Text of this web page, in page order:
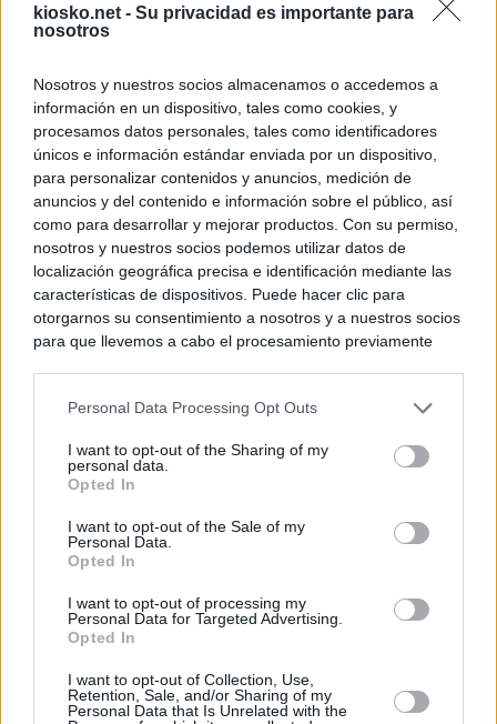
kiosko.net - Su privacidad es importante para
nosotros
Nosotros y nuestros socios almacenamos o accedemos a
información en un dispositivo, tales como cookies, y
procesamos datos personales, tales como identificadores
únicos e información estándar enviada por un dispositivo,
para personalizar contenidos y anuncios, medición de
anuncios y del contenido e información sobre el público, así
como para desarrollar y mejorar productos. Con su permiso,
nosotros y nuestros socios podemos utilizar datos de
localización geográfica precisa e identificación mediante las
características de dispositivos. Puede hacer clic para
otorgarnos su consentimiento a nosotros y a nuestros socios
para que llevemos a cabo el procesamiento previamente
negar su consentimiento. Tenga en cuenta que algún
de su consentimiento, pero usted tiene el derecho de
rechazar tal procesamiento. Sus preferencias se aplicarán
cualquier momento entrando de nuevo en este sitio web o
visitando nuestra política de privacidad.
Personal Data Processing Opt Outs
I want to opt-out of the Sharing of my
personal data.
Opted In
I want to opt-out of the Sale of my
Personal Data.
Opted In
I want to opt-out of processing my
Personal Data for Targeted Advertising.
Opted In
I want to opt-out of Collection, Use,
Retention, Sale, and/or Sharing of my
Personal Data that Is Unrelated with the